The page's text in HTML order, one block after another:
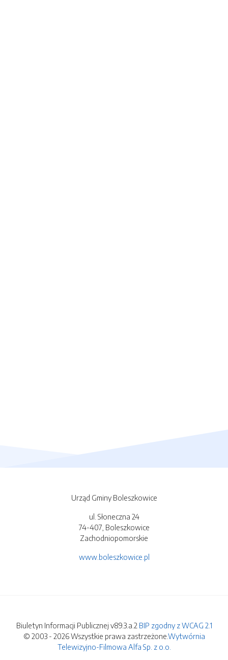
Urząd Gminy Boleszkowice
ul. Słoneczna 24
74-407, Boleszkowice
Zachodniopomorskie
www.boleszkowice.pl
Biuletyn Informacji Publicznej v89.3.a.2 BIP zgodny z WCAG 2.1
© 2003 - 2026 Wszystkie prawa zastrzeżone.Wytwórnia
Telewizyjno-Filmowa Alfa Sp. z o.o.